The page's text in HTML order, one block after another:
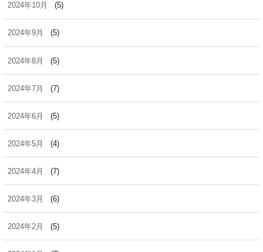
2024年10月 (5)
2024年9月 (5)
2024年8月 (5)
2024年7月 (7)
2024年6月 (5)
2024年5月 (4)
2024年4月 (7)
2024年3月 (6)
2024年2月 (5)